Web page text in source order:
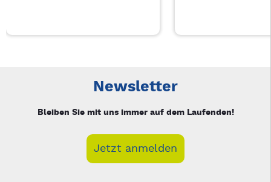
Newsletter
Bleiben Sie mit uns immer auf dem Laufenden!
Jetzt anmelden